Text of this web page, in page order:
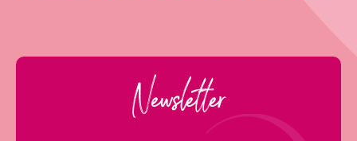
Newsletter